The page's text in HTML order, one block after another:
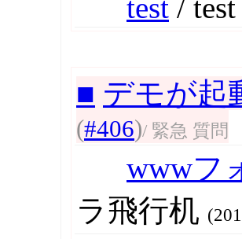
test / test
■ デモが起
(#406)/ 緊急 質問
wwwフ
ラ飛行机